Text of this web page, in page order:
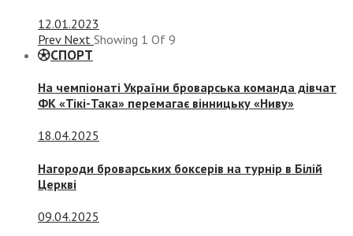
12.01.2023
Prev Next Showing 1 Of 9
СПОРТ
На чемпіонаті України броварська команда дівчат
ФК «Тікі-Така» перемагає вінницьку «Ниву»
18.04.2025
Нагороди броварських боксерів на турнір в Білій
Церкві
09.04.2025